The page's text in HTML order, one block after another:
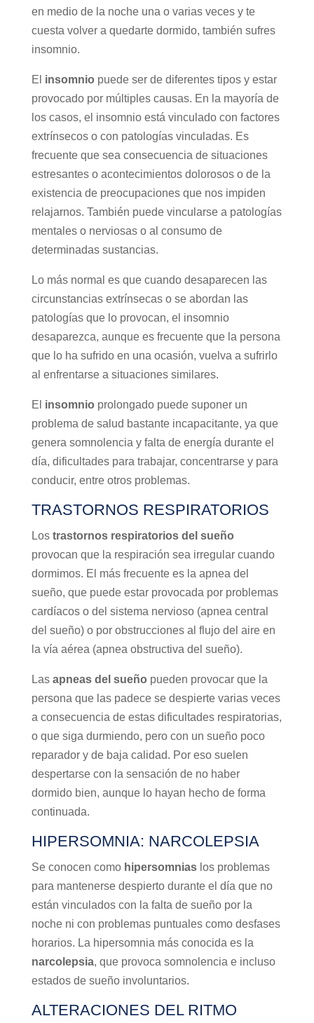
en medio de la noche una o varias veces y te
cuesta volver a quedarte dormido, también sufres
insomnio.
El insomnio puede ser de diferentes tipos y estar
provocado por múltiples causas. En la mayoría de
los casos, el insomnio está vinculado con factores
extrínsecos o con patologías vinculadas. Es
frecuente que sea consecuencia de situaciones
estresantes o acontecimientos dolorosos o de la
existencia de preocupaciones que nos impiden
relajarnos. También puede vincularse a patologías
mentales o nerviosas o al consumo de
determinadas sustancias.
Lo más normal es que cuando desaparecen las
circunstancias extrínsecas o se abordan las
patologías que lo provocan, el insomnio
desaparezca, aunque es frecuente que la persona
que lo ha sufrido en una ocasión, vuelva a sufrirlo
al enfrentarse a situaciones similares.
El insomnio prolongado puede suponer un
problema de salud bastante incapacitante, ya que
genera somnolencia y falta de energía durante el
día, dificultades para trabajar, concentrarse y para
conducir, entre otros problemas.
TRASTORNOS RESPIRATORIOS
Los trastornos respiratorios del sueño
provocan que la respiración sea irregular cuando
dormimos. El más frecuente es la apnea del
sueño, que puede estar provocada por problemas
cardíacos o del sistema nervioso (apnea central
del sueño) o por obstrucciones al flujo del aire en
la vía aérea (apnea obstructiva del sueño).
Las apneas del sueño pueden provocar que la
persona que las padece se despierte varias veces
a consecuencia de estas dificultades respiratorias,
o que siga durmiendo, pero con un sueño poco
reparador y de baja calidad. Por eso suelen
despertarse con la sensación de no haber
dormido bien, aunque lo hayan hecho de forma
continuada.
HIPERSOMNIA: NARCOLEPSIA
Se conocen como hipersomniaslos problemas
para mantenerse despierto durante el día que no
están vinculados con la falta de sueño por la
noche ni con problemas puntuales como desfases
horarios. La hipersomnia más conocida es la
narcolepsia, que provoca somnolencia e incluso
estados de sueño involuntarios.
ALTERACIONES DEL RITMO